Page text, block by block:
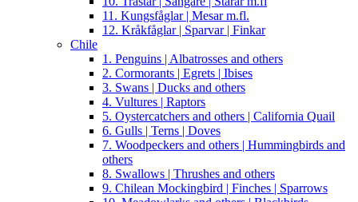
11. Kungsfåglar | Mesar m.fl.
12. Kråkfåglar | Sparvar | Finkar
Chile
1. Penguins | Albatrosses and others
2. Cormorants | Egrets | Ibises
3. Swans | Ducks and others
4. Vultures | Raptors
5. Oystercatchers and others | California Quail
6. Gulls | Terns | Doves
7. Woodpeckers and others | Hummingbirds and
others
8. Swallows | Thrushes and others
9. Chilean Mockingbird | Finches | Sparrows